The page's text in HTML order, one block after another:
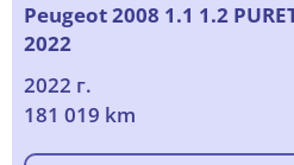
Peugeot 2008 1.1 1.2
2022
2022 г.
181 019 km